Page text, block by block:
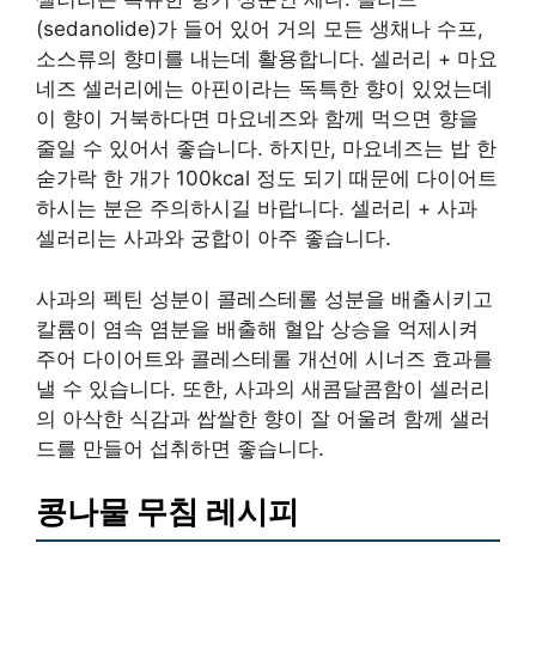
(sedanolide)가 들어 있어 거의 모든 생채나 수프,
소스류의 향미를 내는데 활용합니다. 셀러리 + 마요
네즈 셀러리에는 아핀이라는 독특한 향이 있었는데
이 향이 거북하다면 마요네즈와 함께 먹으면 향을
줄일 수 있어서 좋습니다. 하지만, 마요네즈는 밥 한
숟가락 한 개가 100kcal 정도 되기 때문에 다이어트
하시는 분은 주의하시길 바랍니다. 셀러리 + 사과
셀러리는 사과와 궁합이 아주 좋습니다.
사과의 펙틴 성분이 콜레스테롤 성분을 배출시키고
칼륨이 염속 염분을 배출해 혈압 상승을 억제시켜
주어 다이어트와 콜레스테롤 개선에 시너즈 효과를
낼 수 있습니다. 또한, 사과의 새콤달콤함이 셀러리
의 아삭한 식감과 쌉쌀한 향이 잘 어울려 함께 샐러
드를 만들어 섭취하면 좋습니다.
콩나물 무침 레시피